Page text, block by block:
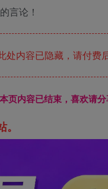
言论！
处内容已隐藏，请付费
页内容已结束，喜欢请